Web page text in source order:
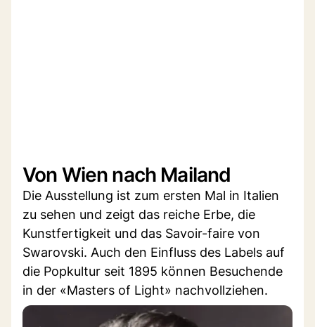
Von Wien nach Mailand
Die Ausstellung ist zum ersten Mal in Italien
zu sehen und zeigt das reiche Erbe, die
Kunstfertigkeit und das Savoir-faire von
Swarovski. Auch den Einfluss des Labels auf
die Popkultur seit 1895 können Besuchende
in der «Masters of Light» nachvollziehen.